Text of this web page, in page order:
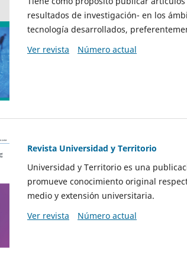
resultados de investigación- en los
tecnología desarrollados,
Ver revista
Número actual
Revista Universidad y Territorio
Universidad y Territorio es una
promueve conocimiento original
medio y extensión universitaria.
Ver revista
Número actual